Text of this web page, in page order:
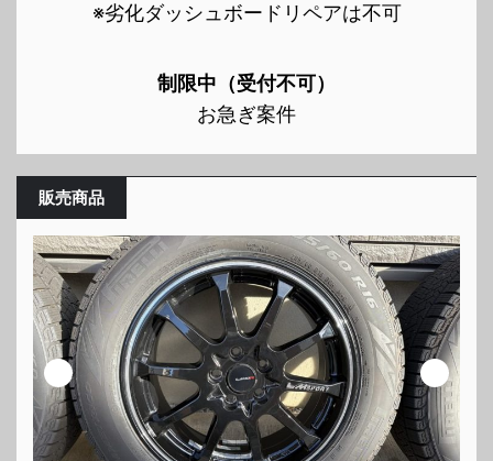
※劣化ダッシュボードリペアは不可
制限中（受付不可）
お急ぎ案件
販売商品